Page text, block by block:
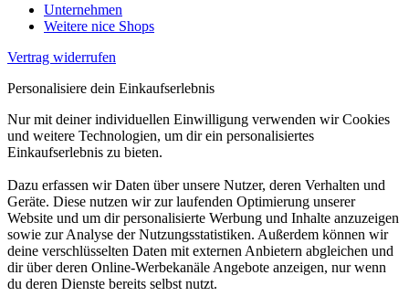
Unternehmen
Weitere nice Shops
Vertrag widerrufen
Personalisiere dein Einkaufserlebnis
Nur mit deiner individuellen Einwilligung verwenden wir Cookies
und weitere Technologien, um dir ein personalisiertes
Einkaufserlebnis zu bieten.
Dazu erfassen wir Daten über unsere Nutzer, deren Verhalten und
Geräte. Diese nutzen wir zur laufenden Optimierung unserer
Website und um dir personalisierte Werbung und Inhalte anzuzeigen
sowie zur Analyse der Nutzungsstatistiken. Außerdem können wir
deine verschlüsselten Daten mit externen Anbietern abgleichen und
dir über deren Online-Werbekanäle Angebote anzeigen, nur wenn
du deren Dienste bereits selbst nutzt.